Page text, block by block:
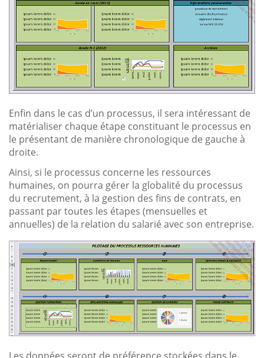
Enfin dans le cas d’un processus, il sera intéressant de
matérialiser chaque étape constituant le processus en
le présentant de manière chronologique de gauche à
droite.
Ainsi, si le processus concerne les ressources
humaines, on pourra gérer la globalité du processus
du recrutement, à la gestion des fins de contrats, en
passant par toutes les étapes (mensuelles et
annuelles) de la relation du salarié avec son entreprise.